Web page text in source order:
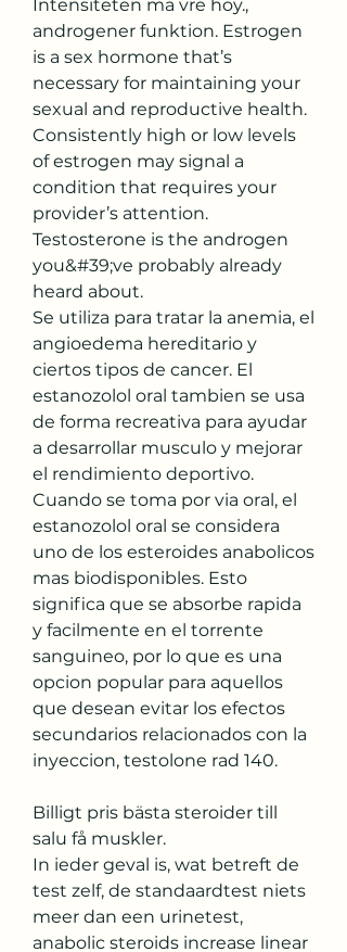
Intensiteten ma vre hoy.,
androgener funktion. Estrogen
is a sex hormone that’s
necessary for maintaining your
sexual and reproductive health.
Consistently high or low levels
of estrogen may signal a
condition that requires your
provider’s attention.
Testosterone is the androgen
you&#39;ve probably already
heard about.
Se utiliza para tratar la anemia, el
angioedema hereditario y
ciertos tipos de cancer. El
estanozolol oral tambien se usa
de forma recreativa para ayudar
a desarrollar musculo y mejorar
el rendimiento deportivo.
Cuando se toma por via oral, el
estanozolol oral se considera
uno de los esteroides anabolicos
mas biodisponibles. Esto
significa que se absorbe rapida
y facilmente en el torrente
sanguineo, por lo que es una
opcion popular para aquellos
que desean evitar los efectos
secundarios relacionados con la
inyeccion, testolone rad 140.
Billigt pris bästa steroider till
salu få muskler.
In ieder geval is, wat betreft de
test zelf, de standaardtest niets
meer dan een urinetest,
anabolic steroids increase linear